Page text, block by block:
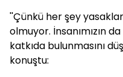
''Çünkü her şey
olmuyor. İnsanımızın
katkıda bulunmasını
konuştu: